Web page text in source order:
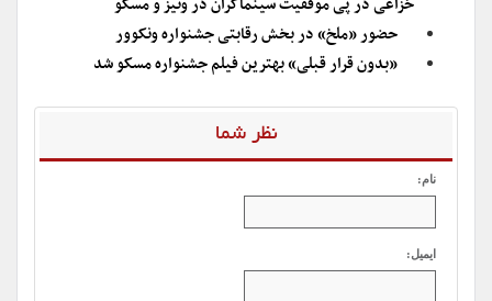
حضور «ملخ» در بخش رقابتی جشنواره ونکوور
«بدون قرار قبلی» بهترین فیلم جشنواره مسکو شد
نظر شما
نام:
ایمیل: